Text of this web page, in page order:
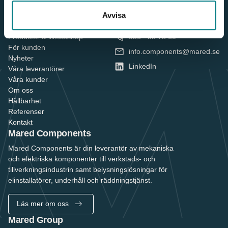
Avvisa
Produkter & Webbshop
För kunden
Nyheter
Våra leverantörer
Våra kunder
Om oss
Hållbarhet
Referenser
Kontakt
036 - 38 78 60
info.components@mared.se
LinkedIn
Mared Components
Mared Components är din leverantör av mekaniska
och elektriska komponenter till verkstads- och
tillverkningsindustrin samt belysningslösningar för
elinstallatörer, underhåll och räddningstjänst.
Läs mer om oss
Mared Group